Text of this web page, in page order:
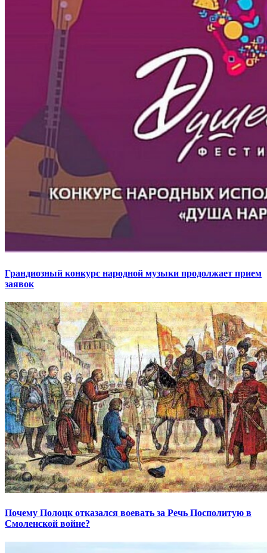
Грандиозный конкурс народной музыки продолжает прием
заявок
Почему Полоцк отказался воевать за Речь Посполитую в
Смоленской войне?